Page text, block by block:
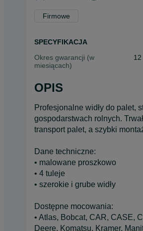
Firmowe
SPECYFIKACJA
Okres gwarancji (w
miesiącach)
12
OPIS
Profesjonalne widły do palet,
gospodarstwach rolnych.
transport palet, a szybki
Dane techniczne:
• malowane proszkowo
• 4 tuleje
• szerokie i grube widły
Dostępne mocowania:
• Atlas, Bobcat, CAR, CASE,
Deere, Komatsu, Kramer,